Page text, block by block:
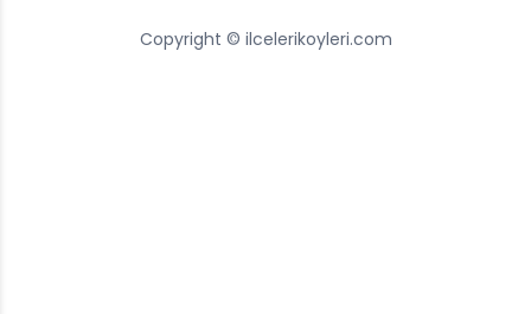
Copyright © ilcelerikoyleri.com